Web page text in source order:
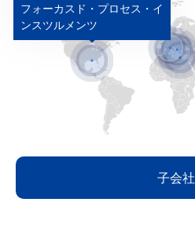
子会社
フォーカスド・プロセス・イ
ンスツルメンツ